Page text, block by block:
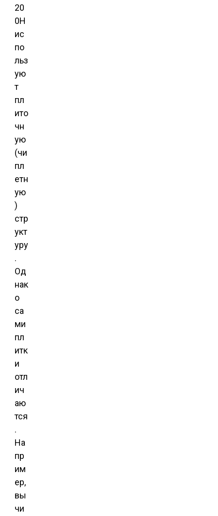
20
0H
ис
по
льз
ую
т
пл
ито
чн
ую
(чи
пл
етн
ую
)
стр
укт
уру
.
Од
нак
о
са
ми
пл
итк
и
отл
ич
аю
тся
.
На
пр
им
ер,
вы
чи